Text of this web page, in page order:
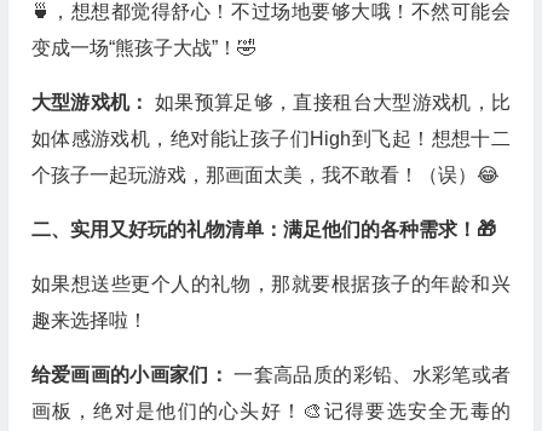
🍵，想想都觉得舒心！不过场地要够大哦！不然可能会
变成一场“熊孩子大战”！🤣
大型游戏机：如果预算足够，直接租台大型游戏机，比
如体感游戏机，绝对能让孩子们High到飞起！想想十二
个孩子一起玩游戏，那画面太美，我不敢看！（误）😂
二、实用又好玩的礼物清单：满足他们的各种需求！🎁
如果想送些更个人的礼物，那就要根据孩子的年龄和兴
趣来选择啦！
给爱画画的小画家们：一套高品质的彩铅、水彩笔或者
画板，绝对是他们的心头好！🎨记得要选安全无毒的